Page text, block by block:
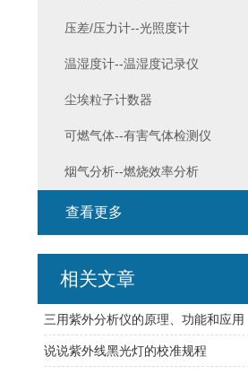
压差/压力计--光照度计
温湿度计--温湿度记录仪
尘埃粒子计数器
可燃气体--有害气体检测仪
烟气分析--燃烧效率分析
查看更多
相关文章
三用紫外分析仪的原理、功能和应用
说说紫外线黑光灯的校准规程